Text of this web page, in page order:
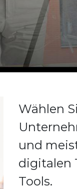
Wählen
und
digitalen
Tools.